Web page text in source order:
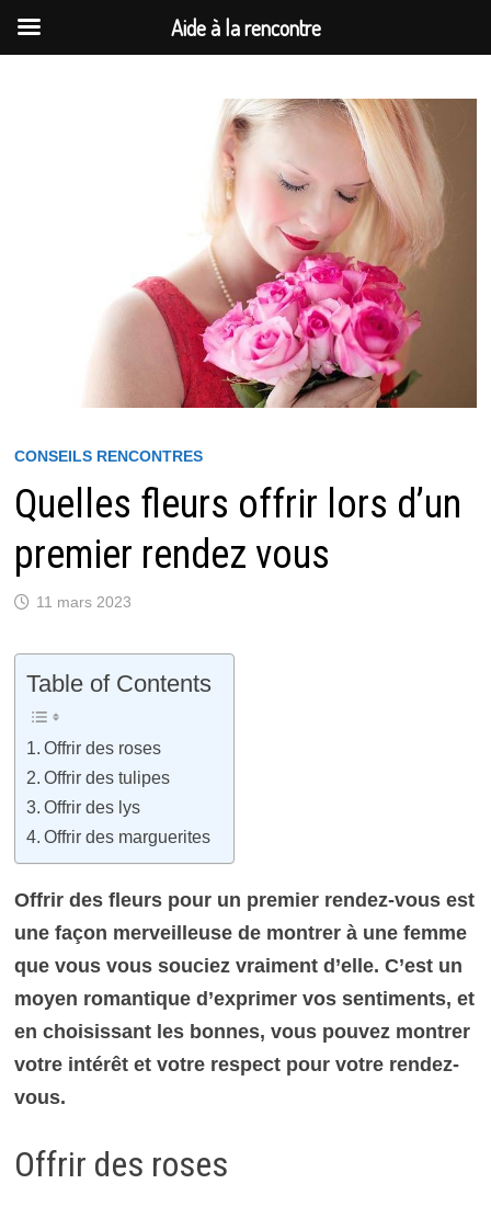
CONSEILS RENCONTRES
Quelles fleurs offrir lors d’un
premier rendez vous
11 mars 2023
Table of Contents
Offrir des roses
Offrir des tulipes
Offrir des lys
Offrir des marguerites
Offrir des fleurs pour un premier rendez-vous est
une façon merveilleuse de montrer à une femme
que vous vous souciez vraiment d’elle. C’est un
moyen romantique d’exprimer vos sentiments, et
en choisissant les bonnes, vous pouvez montrer
votre intérêt et votre respect pour votre rendez-
vous.
Offrir des roses
Aide à la rencontre